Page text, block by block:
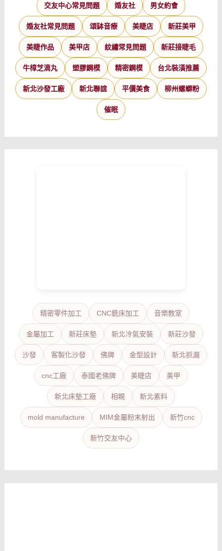
交友中心常見問題 婚友社 男女約會
婚友社常見問題 頌缽音療 美睫店 新莊美甲
美睫作品 美甲店 紋繡常見問題 新莊接睫毛
牛樟芝滴丸 塑膠鋼模 精密鋼模 台北裝潢推薦
新北沙發工廠 新北聯誼 平價美食 柳州螺螄粉
催眠
精密零件加工 CNC銑床加工 音樂教室
金屬加工 新莊床墊 新北冷氣安裝 新莊沙發
沙發 客製化沙發 佛牌 金型設計 新北抓漏
cnc工廠 泰國老佛牌 美睫店 美甲
新北床墊工廠 相親 新北素料
mold manufacture MIM金屬粉末射出 新竹cnc
新竹交友中心